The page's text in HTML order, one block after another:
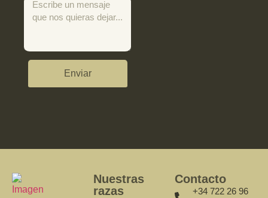
Enviar
Nuestras
razas
Contacto
+34 722 26 96